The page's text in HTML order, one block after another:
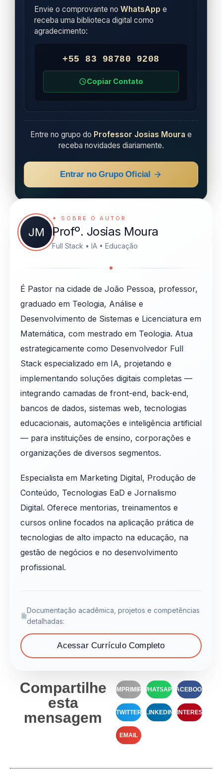
Envie o comprovante noWhatsApp e
receba uma biblioteca digital como
agradecimento:
+55 83 98780 9208
Copiar Contato
Entre no grupo do Professor Josias Moura e
receba novidades diariamente.
Entrar no Grupo Oficial
JM
✦ SOBRE O AUTOR
Profº. Josias Moura
Full Stack • IA • Educação
É Pastor na cidade de João Pessoa, professor,
graduado em Teologia, Análise e
Desenvolvimento de Sistemas e Licenciatura em
Matemática, com mestrado em Teologia. Atua
estrategicamente como Desenvolvedor Full
Stack especializado em IA, projetando e
implementando soluções digitais completas —
integrando camadas de front-end, back-end,
bancos de dados, sistemas web, tecnologias
educacionais, automações e inteligência artificial
— para instituições de ensino, corporações e
organizações de diversos segmentos.
Especialista em Marketing Digital, Produção de
Conteúdo, Tecnologias EaD e Jornalismo
Digital. Oferece mentorias, treinamentos e
cursos online focados na aplicação prática de
tecnologias de alto impacto na educação, na
gestão de negócios e no desenvolvimento
profissional.
Documentação acadêmica, projetos e competências
detalhadas:
Acessar Currículo Completo
Compartilhe
esta
mensagem
IMPRIMIR WHATSAPP FACEBOOK
TWITTER LINKEDIN PINTEREST
EMAIL